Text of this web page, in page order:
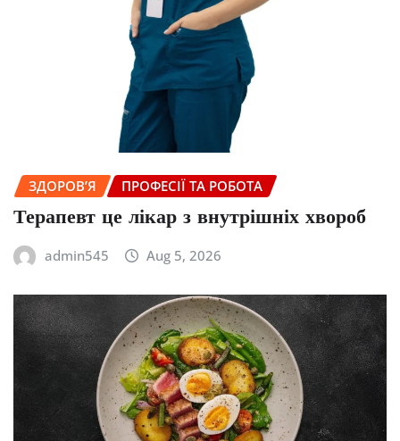
ЗДОРОВ’Я ПРОФЕСІЇ ТА РОБОТА
Терапевт це лікар з внутрішніх хвороб
admin545 Aug 5, 2026